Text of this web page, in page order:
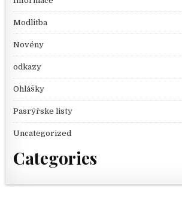
Modlitba
Novény
odkazy
Ohlášky
Pasrýřske listy
Uncategorized
Categories